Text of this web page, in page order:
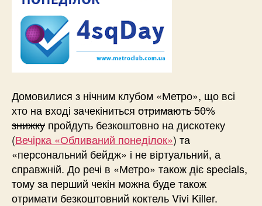
Домовилися з нічним клубом «Метро», що всі
хто на вході зачекіниться отримають 50%
знижку пройдуть безкоштовно на дискотеку
(Вечірка «Обливаний понеділок») та
«персональний бейдж» і не віртуальний, а
справжній. До речі в «Метро» також діє specials,
тому за перший чекін можна буде також
отримати безкоштовний коктель Vivi Killer.